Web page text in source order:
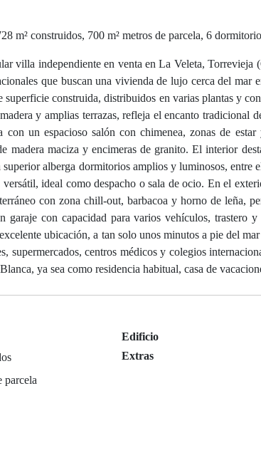
m² construidos, 700 m² metros de parcela, 6
villa independiente en venta en La Veleta,
que buscan una vivienda de lujo cerca del mar
superficie construida, distribuidos en varias plantas y
y amplias terrazas, refleja el encanto
un espacioso salón con chimenea, zonas de
madera maciza y encimeras de granito. El interior
alberga dormitorios amplios y luminosos,
versátil, ideal como despacho o sala de ocio. En el
con zona chill-out, barbacoa y horno de leña,
garaje con capacidad para varios vehículos, trastero
ubicación, a tan solo unos minutos a pie del
supermercados, centros médicos y colegios
ya sea como residencia habitual, casa de
parcela
Edificio
Extras